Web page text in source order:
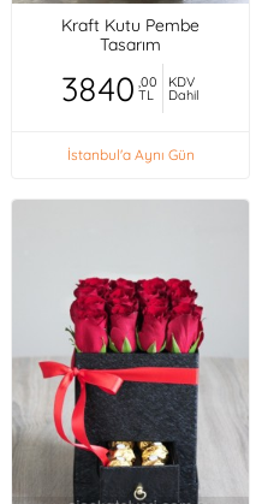
Kraft Kutu Pembe
Tasarım
3840 ,00
TL
KDV
Dahil
İstanbul'a Aynı Gün